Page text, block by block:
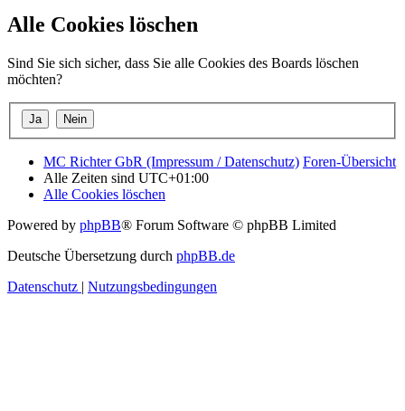
Alle Cookies löschen
Sind Sie sich sicher, dass Sie alle Cookies des Boards löschen
möchten?
MC Richter GbR (Impressum / Datenschutz) Foren-Übersicht
Alle Zeiten sind UTC+01:00
Alle Cookies löschen
Powered by phpBB® Forum Software © phpBB Limited
Deutsche Übersetzung durch phpBB.de
Datenschutz | Nutzungsbedingungen